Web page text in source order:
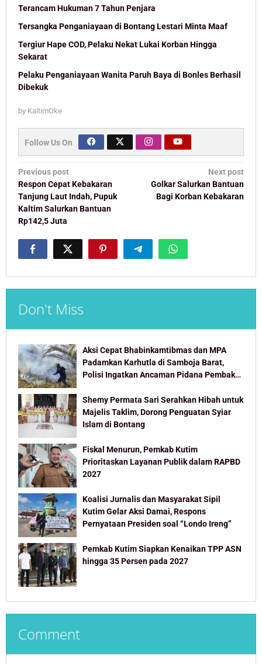
Terancam Hukuman 7 Tahun Penjara
Tersangka Penganiayaan di Bontang Lestari Minta Maaf
Tergiur Hape COD, Pelaku Nekat Lukai Korban Hingga
Sekarat
Pelaku Penganiayaan Wanita Paruh Baya di Bonles Berhasil
Dibekuk
by KaltimOke
Follow Us On
Post
navigation
Previous post
Respon Cepat Kebakaran
Tanjung Laut Indah, Pupuk
Kaltim Salurkan Bantuan
Rp142,5 Juta
Next post
Golkar Salurkan Bantuan
Bagi Korban Kebakaran
Don't Miss
Aksi Cepat Bhabinkamtibmas dan MPA
Padamkan Karhutla di Samboja Barat,
Polisi Ingatkan Ancaman Pidana Pembakar
Shemy Permata Sari Serahkan Hibah untuk
Majelis Taklim, Dorong Penguatan Syiar
Islam di Bontang
Fiskal Menurun, Pemkab Kutim
Prioritaskan Layanan Publik dalam RAPBD
2027
Koalisi Jurnalis dan Masyarakat Sipil
Kutim Gelar Aksi Damai, Respons
Pernyataan Presiden soal “Londo Ireng”
Pemkab Kutim Siapkan Kenaikan TPP ASN
hingga 35 Persen pada 2027
Comment